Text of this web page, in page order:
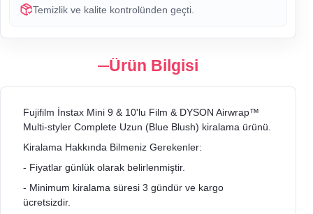
Temizlik ve kalite kontrolünden geçti.
Ürün Bilgisi
Fujifilm İnstax Mini 9 & 10'lu Film & DYSON Airwrap™
Multi-styler Complete Uzun (Blue Blush) kiralama ürünü.
Kiralama Hakkında Bilmeniz Gerekenler:
- Fiyatlar günlük olarak belirlenmiştir.
- Minimum kiralama süresi 3 gündür ve kargo
ücretsizdir.